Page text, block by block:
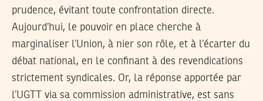
prudence, évitant toute confrontation directe.
Aujourd’hui, le pouvoir en place cherche à
marginaliser l’Union, à nier son rôle, et à l’écarter du
débat national, en le confinant à des revendications
strictement syndicales. Or, la réponse apportée par
l’UGTT via sa commission administrative, est sans